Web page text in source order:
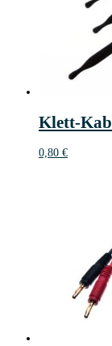
Klett-
0,80 €